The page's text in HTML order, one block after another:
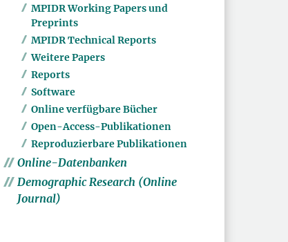
MPIDR Working Papers und
Preprints
MPIDR Technical Reports
Weitere Papers
Reports
Software
Online verfügbare Bücher
Open-Access-Publikationen
Reproduzierbare Publikationen
Online-Datenbanken
Demographic Research (Online
Journal)